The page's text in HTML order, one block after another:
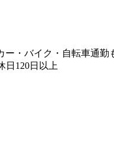
ー・バイク・自転車通勤
日120日以上